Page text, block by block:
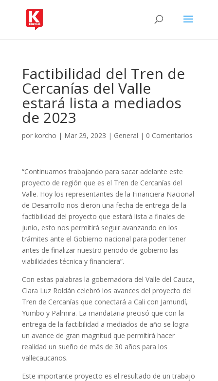
Factibilidad del Tren de
Cercanías del Valle
estará lista a mediados
de 2023
por korcho | Mar 29, 2023 | General | 0 Comentarios
“Continuamos trabajando para sacar adelante este
proyecto de región que es el Tren de Cercanías del
Valle. Hoy los representantes de la Financiera Nacional
de Desarrollo nos dieron una fecha de entrega de la
factibilidad del proyecto que estará lista a finales de
junio, esto nos permitirá seguir avanzando en los
trámites ante el Gobierno nacional para poder tener
antes de finalizar nuestro periodo de gobierno las
viabilidades técnica y financiera”.
Con estas palabras la gobernadora del Valle del Cauca,
Clara Luz Roldán celebró los avances del proyecto del
Tren de Cercanías que conectará a Cali con Jamundí,
Yumbo y Palmira. La mandataria precisó que con la
entrega de la factibilidad a mediados de año se logra
un avance de gran magnitud que permitirá hacer
realidad un sueño de más de 30 años para los
vallecaucanos.
Este importante proyecto es el resultado de un trabajo